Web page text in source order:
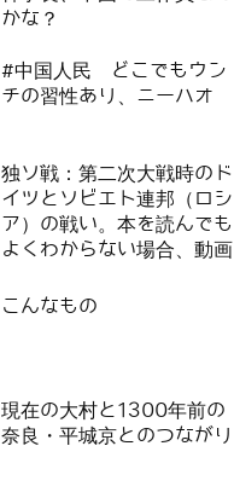
かな？
#中国人民 どこでもウン
チの習性あり、ニーハオ
独ソ戦：第二次大戦時のド
イツとソビエト連邦（ロシ
ア）の戦い。本を読んでも
よくわからない場合、動画
こんなもの
現在の大村と1300年前の
奈良・平城京とのつながり